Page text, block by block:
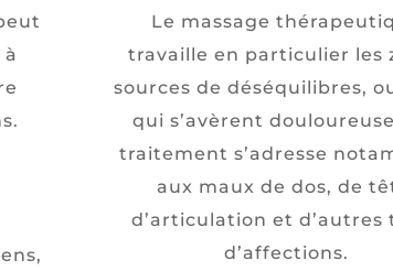
Le massage
travaille en particulier les
sources de déséquilibres,
qui s’avèrent
traitement s’adresse
aux maux de dos, de
d’articulation et d’autres
d’affections.